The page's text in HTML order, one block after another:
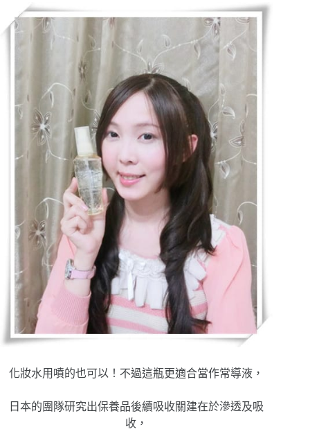
化妝水用噴的也可以！不過這瓶更適合當作常導液，
日本的團隊研究出保養品後續吸收關建在於滲透及吸
收，